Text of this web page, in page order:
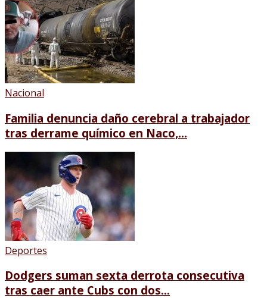
Nacional
Familia denuncia daño cerebral a trabajador
tras derrame químico en Naco,...
Deportes
Dodgers suman sexta derrota consecutiva
tras caer ante Cubs con dos...